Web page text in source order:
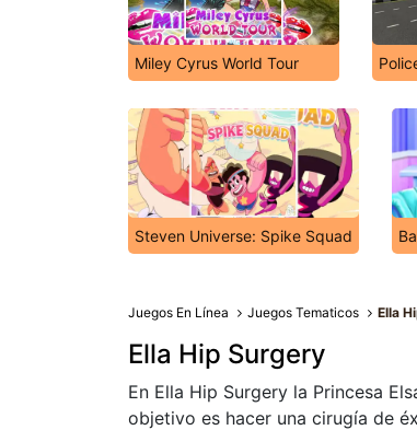
Miley Cyrus World Tour
Steven Universe: Spike Squad
Juegos En Línea Juegos Tematicos Ella
Ella Hip Surgery
En Ella Hip Surgery la Princesa
objetivo es hacer una cirugía de